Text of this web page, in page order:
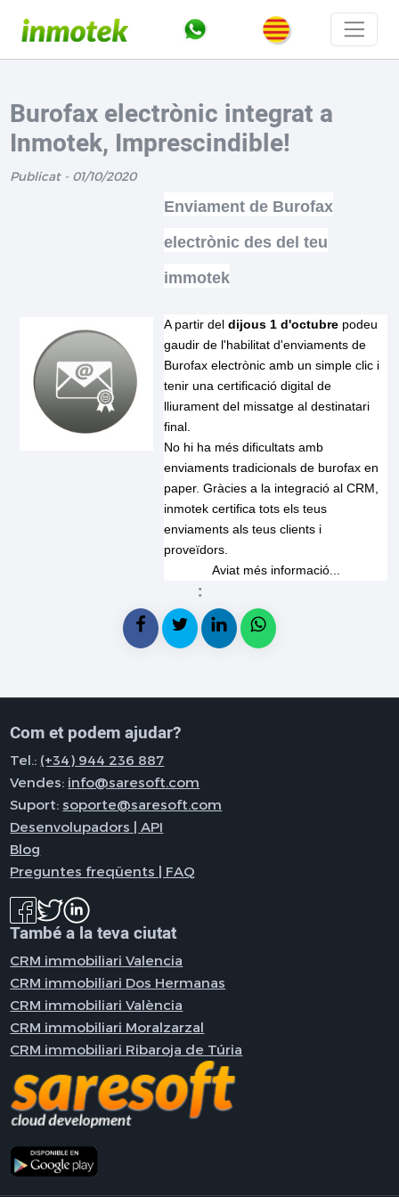
Burofax electrònic integrat a
Inmotek, Imprescindible!
Publicat - 01/10/2020
Enviament de Burofax
electrònic des del teu
immotek
A partir deldijous 1 d'octubre podeu
gaudir de l'habilitat d'enviaments de
Burofax electrònic amb un simple clic i
tenir una certificació digital de
lliurament del missatge al destinatari
final.
No hi ha més dificultats amb
enviaments tradicionals de burofax en
paper. Gràcies a la integració al CRM,
inmotek certifica tots els teus
enviaments als teus clients i
proveïdors.
Aviat més informació...
:
Com et podem ajudar?
Tel.: (+34) 944 236 887
Vendes: info@saresoft.com
Suport:soporte@saresoft.com
Desenvolupadors | API
Blog
Preguntes freqüents | FAQ
També a la teva ciutat
CRM immobiliari Valencia
CRM immobiliari Dos Hermanas
CRM immobiliari València
CRM immobiliari Moralzarzal
CRM immobiliari Ribaroja de Túria